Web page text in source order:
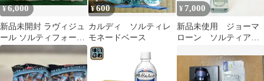
¥6,000
新品未開封 ラヴィジュ
ール ソルティフォーム
400g 2袋セット
¥600
カルディ ソルティレ
モネードベース
¥ 7,000
新品未使用 ジョーマ
ローン ソルティアン